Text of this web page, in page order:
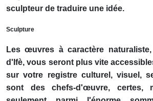
sculpteur de traduire une idée.
Sculpture
Les œuvres à caractère
d'Ifè, vous seront plus vite
sur votre registre culturel, visuel,
sont des chefs-d'œuvre, certes,